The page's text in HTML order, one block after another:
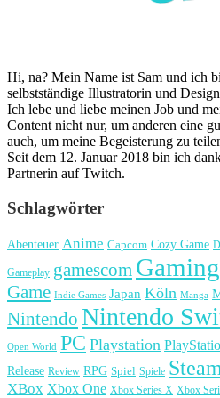
Hi, na? Mein Name ist Sam und ich
selbstständige Illustratorin und
Ich lebe und liebe meinen Job und
Content nicht nur, um anderen eine
auch, um meine Begeisterung zu
Seit dem 12. Januar 2018 bin ich
Partnerin auf Twitch.
Schlagwörter
Abenteuer Anime Capcom Cozy Game
Gameplay gamescom Gaming
Game Indie Games Japan Köln Manga
Nintendo Nintendo
Open World PC Playstation
Release Review RPG Spiel Spiele Steam
XBox Xbox One Xbox Series X Xbox